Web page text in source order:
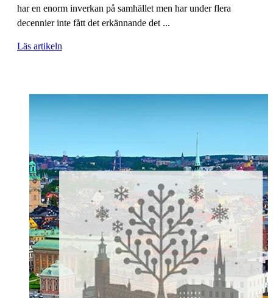
har en enorm inverkan på samhället men har under flera
decennier inte fått det erkännande det ...
Läs artikeln